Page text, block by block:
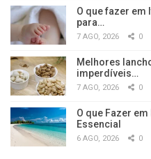
O que fazer em
para…
7 AGO, 2026 0
Melhores
imperdíveis…
7 AGO, 2026 0
O que Fazer
Essencial
6 AGO, 2026 0